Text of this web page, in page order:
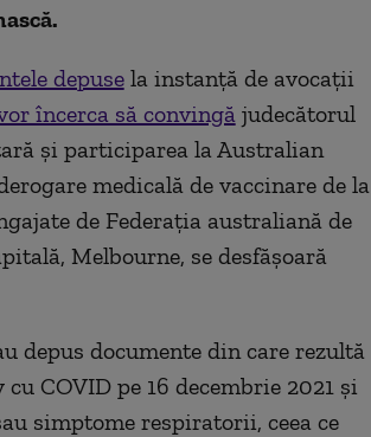
depusela instanță de avocații
încerca să convingăjudecătorul
și participarea la Australian
medicală de vaccinare de la
de Federația australiană de
Melbourne, se desfășoară
depus documente din care rezultă
COVID pe 16 decembrie 2021 și
simptome respiratorii, ceea ce